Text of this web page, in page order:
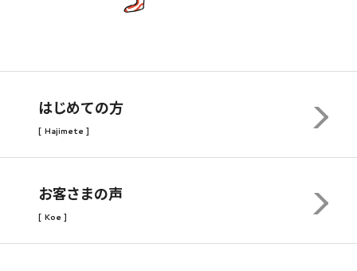
はじめての方
[ Hajimete ]
お客さまの声
[ Koe ]